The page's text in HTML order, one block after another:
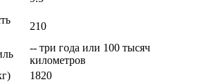
210
-- три года или 100 тысяч
километров
1820